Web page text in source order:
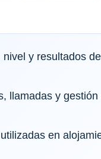
y resultados de
llamadas y gestión
en